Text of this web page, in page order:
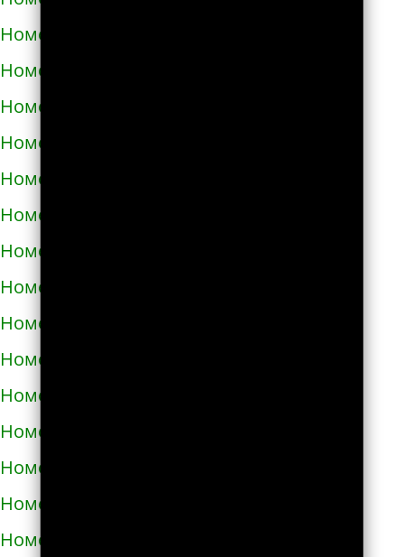
Номера телефонов такси в Долине
Номера телефонов такси в Дрогобыче
Номера телефонов такси в Дублянах
Номера телефонов такси в Дубно
Номера телефонов такси в Дунаевцах
Номера телефонов такси в Жашкове
Номера телефонов такси в Жёлтых водах
Номера телефонов такси в Жидачове
Номера телефонов такси в Житомире
Номера телефонов такси в Жмеринке
Номера телефонов такси в Жолкве
Номера телефонов такси в Запорожье
Номера телефонов такси в Збараже
Номера телефонов такси в Звенигородке
Номера телефонов такси в Здолбунове